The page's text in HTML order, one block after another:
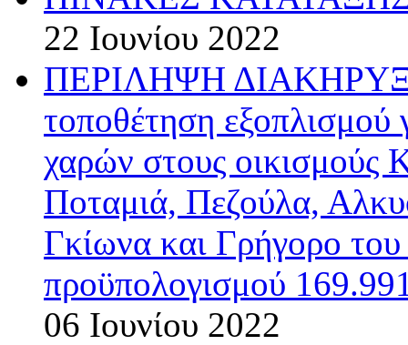
22 Ιουνίου 2022
ΠΕΡΙΛΗΨΗ
τοποθέτηση εξοπλισμού
χαρών στους
Ποταμιά, Πεζούλα,
Γκίωνα και Γρήγορο
προϋπολογισμού
06 Ιουνίου 2022